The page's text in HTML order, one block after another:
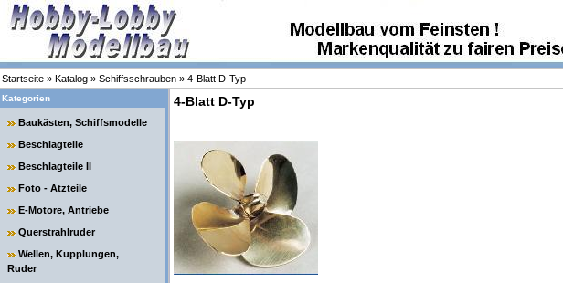
Startseite » Katalog » Schiffsschrauben » 4-Blatt D-Typ
Kategorien
Baukästen, Schiffsmodelle
Beschlagteile
Beschlagteile II
Foto - Ätzteile
E-Motore, Antriebe
Querstrahlruder
Wellen, Kupplungen,
Ruder
4-Blatt D-Typ